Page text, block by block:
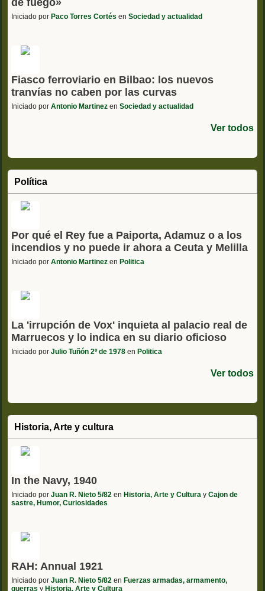
Iniciado por Paco Torres Cortés en Sociedad y actualidad
Fiasco ferroviario en Bilbao: los nuevos
tranvías no caben por las curvas
Iniciado por Antonio Martinez en Sociedad y actualidad
Ver todos
Política
Por qué el Rey fue a Paiporta, Adamuz o a los
incendios y no puede ir ahora a Ceuta y Melilla
Iniciado por Antonio Martinez en Politica
La 'irrupción de Vox' inquieta al palacio real de
Marruecos y lo indica en su diario oficioso
Iniciado por Julio Tuñón 2º de 1978 en Politica
Ver todos
Historia, Arte y cultura
In the Navy, 1940
Iniciado por Juan R. Nieto 5/82 en Historia, Arte y Cultura y Cajon de
sastre, Humor, Curiosidades
RAH: Annual 1921
Iniciado por Juan R. Nieto 5/82 en Fuerzas armadas, armamento,
guerras y Historia, Arte y Cultura